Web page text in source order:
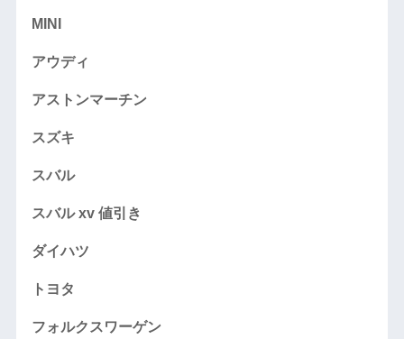
MINI
アウディ
アストンマーチン
スズキ
スバル
スバル xv 値引き
ダイハツ
トヨタ
フォルクスワーゲン